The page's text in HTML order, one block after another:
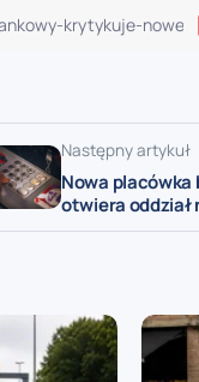
Następny artykuł
Nowa placówka
otwiera oddział